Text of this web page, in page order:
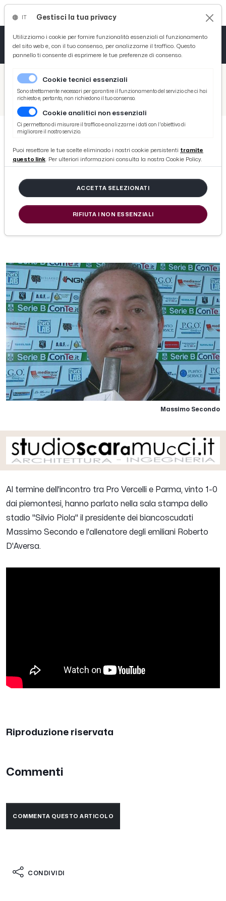
/ Picenotime
/ Serie B
Pro Vercelli-Parma 1-0, le voci del presidente Secondo e di D'Aversa post gara
Pro Vercelli-Parma 1-0, le voci del
presidente Secondo e di D'Aversa
post gara
di Redazione Picenotime
Massimo Secondo
Al termine dell'incontro tra Pro Vercelli e Parma, vinto 1-0
dai piemontesi, hanno parlato nella sala stampa dello
stadio "Silvio Piola" il presidente dei biancoscudati
Massimo Secondo e l'allenatore degli emiliani Roberto
D'Aversa.
Riproduzione riservata
Commenti
COMMENTA QUESTO ARTICOLO
CONDIVIDI
Gestisci la tua privacy
Utilizziamo i cookie per fornire funzionalità essenziali al funzionamento
del sito web e, con il tuo consenso, per analizzarne il traffico. Questo
pannello ti consente di esprimere le tue preferenze di consenso.
Cookie tecnici essenziali
Sono strettamente necessari per garantire il funzionamento del servizio che ci hai
richiesto e, pertanto, non richiedono il tuo consenso.
Cookie analitici non essenziali
Ci permettono di misurare il traffico e analizzarne i dati con l'obiettivo di
migliorare il nostro servizio.
Puoi resettare le tue scelte eliminado i nostri cookie persistenti tramite
questo link. Per ulteriori informazioni consulta la nostra Cookie Policy.
ACCETTA SELEZIONATI
RIFIUTA I NON ESSENZIALI
Tutto News
Tutto Sport
Basket
Ciclismo
Tutto Curiosità